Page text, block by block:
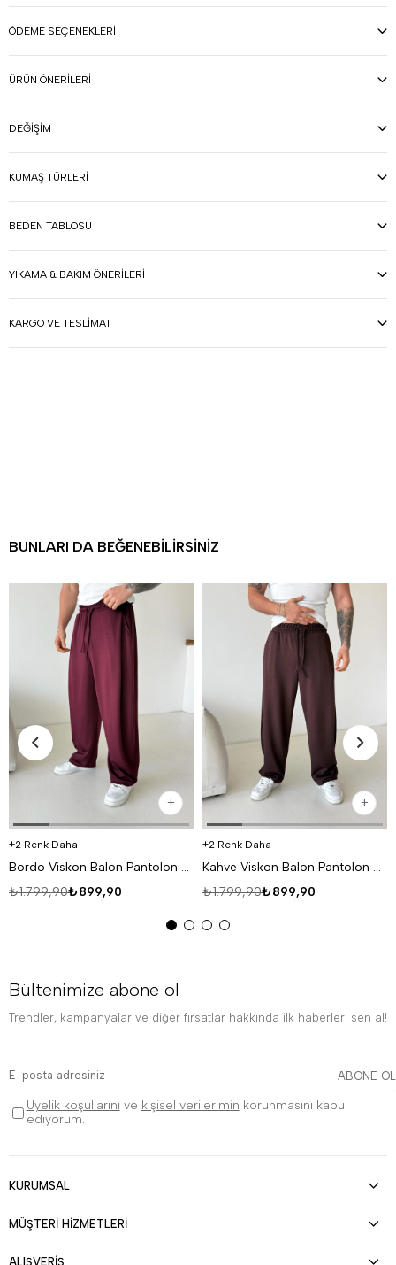
ÖDEME SEÇENEKLERI
ÜRÜN ÖNERILERI
DEĞIŞIM
KUMAŞ TÜRLERI
BEDEN TABLOSU
YIKAMA & BAKIM ÖNERILERI
KARGO VE TESLIMAT
BUNLARI DA BEĞENEBILIRSINIZ
2 Renk Daha
Bordo Viskon Balon Pantolon PNC 4063
₺899,90
₺1.799,90
2 Renk Daha
Kahve Viskon Balon Pantolon PNC 4063
₺899,90
₺1.799,90
Bültenimize abone ol
Trendler, kampanyalar ve diğer fırsatlar hakkında ilk haberleri sen al!
ABONE OL
Üyelik koşullarını ve kişisel verilerimin korunmasını kabul
ediyorum.
KURUMSAL
MÜŞTERİ HİZMETLERİ
ALIŞVERİŞ